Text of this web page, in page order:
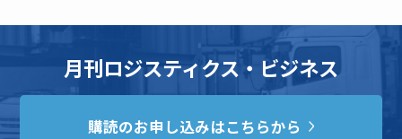
月刊ロジスティクス・ビジネス
購読のお申し込みはこちらから